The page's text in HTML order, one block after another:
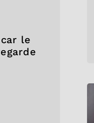
le